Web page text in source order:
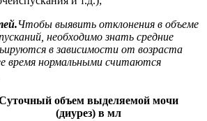
Чтобы выявить отклонения в объеме
необходимо знать средние
в зависимости от возраста
время нормальными считаются
объем выделяемой мочи
(диурез) в мл